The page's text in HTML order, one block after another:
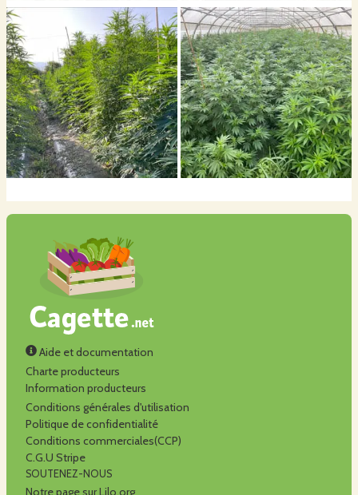
Aide et documentation
Charte producteurs
Information producteurs
Conditions générales d'utilisation
Politique de confidentialité
Conditions commerciales(CCP)
C.G.U Stripe
SOUTENEZ-NOUS